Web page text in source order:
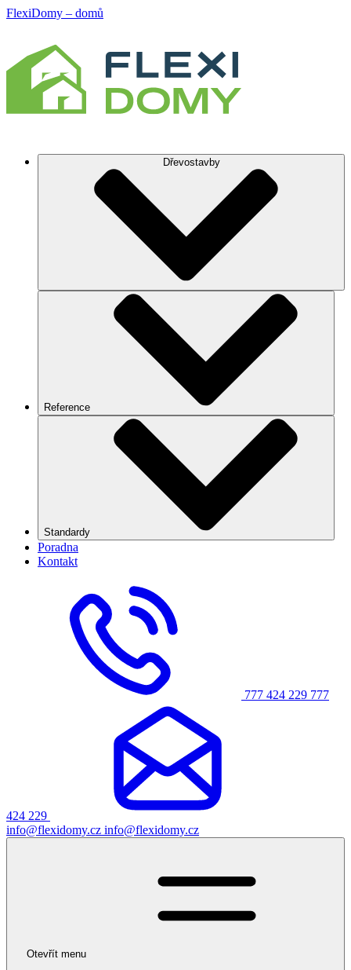
FlexiDomy – domů
Dřevostavby
Reference
Standardy
Poradna
Kontakt
777 424 229 777
424 229
info@flexidomy.cz info@flexidomy.cz
Otevřít menu